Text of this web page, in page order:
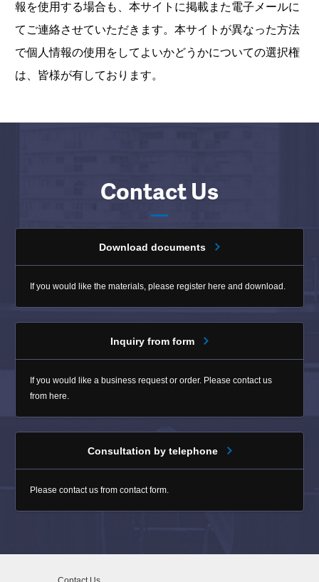
報を使用する場合も、本サイトに掲載また電子メールに
てご連絡させていただきます。本サイトが異なった方法
で個人情報の使用をしてよいかどうかについての選択権
は、皆様が有しております。
Contact Us
Download documents
If you would like the materials, please register here and download.
Inquiry from form
If you would like a business request or order. Please contact us
from here.
Consultation by telephone
Please contact us from contact form.